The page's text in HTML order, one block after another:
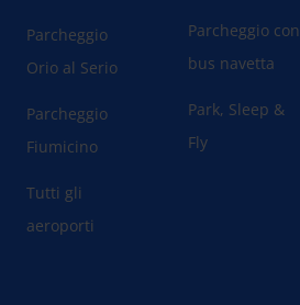
Parcheggio
Orio al Serio
Parcheggio
Fiumicino
Tutti gli
aeroporti
Parcheggio con
bus navetta
Park, Sleep &
Fly